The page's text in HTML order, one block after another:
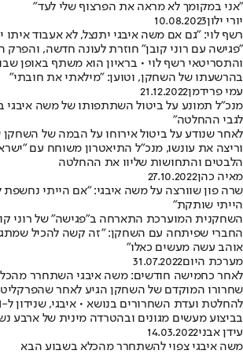
"אני במקומך לא מראה את הפרצוף שלי לעד"
יורי ילון10.08.2023
רשף לוי: "גם אם משה איבגי יתנצל, לא אעבוד איתו
"פגישה עם רוני קובן" חוזרת לעונה חדשה, והפרק
והתסריטאי רשף לוי • בראיון הוא משתף באופן
בהרשעתו של השחקן, וטוען: "מילאתי את חובתי"
עמי פרידמן21.12.2022
מנכ"ל תמונע על ביטול השתתפותו של משה איבגי
לגבי ההחלטה"
לאחר שנודע על ביטול אירוחו על הבמה של
וריצה את עונשו, מנכ"ל התיאטרון משוחח עם
הלבטים והתחושות שליוו את ההחלטה
מאיה כהן27.10.2022
שרה פון שוורצה על משה איבגי: "אם הייתי נחשפת
הייתי שותקת"
השחקנית המוערכת התארחה ב"פגישה" של רוני
החברי שפיתחה עם השחקן: "זה קשה להכיל
אוהב עשה מעשים כאלו"
מערכת היום31.07.2022
לאחר כחמישה חודשים: משה איבגי השתחרר
שחרורו המוקדם של השחקן הגיע לאחר
בביצוע מעשים מגונים ובהטרדה מינית של ארבע
עידן אבני14.03.2022
משה איבגי צפוי להשתחרר מהכלא בשבוע הבא